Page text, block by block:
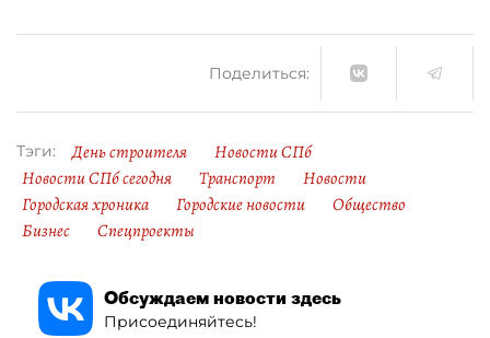
Поделиться:
Тэги: День строителя
Новости СПб
Новости СПб сегодня
Транспорт
Новости
Городская хроника
Городские новости
Общество
Бизнес
Спецпроекты
Обсуждаем новости здесь
Присоединяйтесь!